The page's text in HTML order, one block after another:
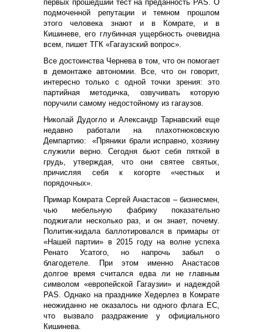
первых прошедший тест на преданность PAS . О
подмоченной репутации и темном прошлом
этого человека знают и в Комрате, и в
Кишиневе, его глубинная ущербность очевидна
всем, пишет ТГК «Гагаузский вопрос».
Все достоинства Чернева в том, что он помогает
в демонтаже автономии. Все, что он говорит,
интересно только с одной точки зрения: это
партийная методичка, озвучивать которую
поручили самому недостойному из гагаузов.
Николай Дудогло и Александр Тарнавский еще
недавно работали на плахотнюковскую
Демпартию: «Пряники брали исправно, хозяину
служили верно. Сегодня бьют себя пяткой в
грудь, утверждая, что они святее святых,
причисляя себя к когорте «честных и
порядочных».
Примар Комрата Сергей Анастасов – бизнесмен,
чью мебельную фабрику показательно
поджигали несколько раз, и он знает, почему.
Политик-кидала баллотировался в примары от
«Нашей партии» в 2015 году на волне успеха
Ренато Усатого, но напрочь забыл о
благодетеле. При этом именно Анастасов
долгое время считался едва ли не главным
символом «европейской Гагаузии» и надеждой
PAS. Однако на празднике Хедерлез в Комрате
неожиданно не оказалось ни одного флага ЕС,
что вызвало раздражение у официального
Кишинева.